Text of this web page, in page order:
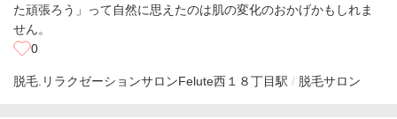
た頑張ろう」って自然に思えたのは肌の変化のおかげかもしれま
せん。
0
脱毛.リラクゼーションサロンFelute西１８丁目駅 脱毛サロン